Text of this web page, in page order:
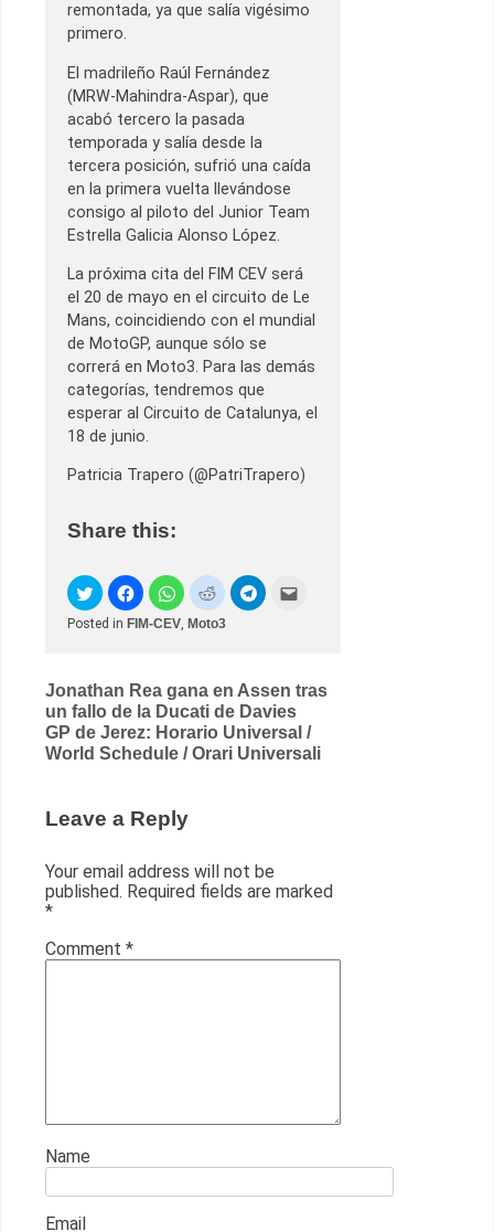
remontada, ya que salía vigésimo
primero.
El madrileño Raúl Fernández
(MRW-Mahindra-Aspar), que
acabó tercero la pasada
temporada y salía desde la
tercera posición, sufrió una caída
en la primera vuelta llevándose
consigo al piloto del Junior Team
Estrella Galicia Alonso López.
La próxima cita del FIM CEV será
el 20 de mayo en el circuito de Le
Mans, coincidiendo con el mundial
de MotoGP, aunque sólo se
correrá en Moto3. Para las demás
categorías, tendremos que
esperar al Circuito de Catalunya, el
18 de junio.
Patricia Trapero (@PatriTrapero)
Share this:
Posted in FIM-CEV Moto3
Post
navigation
Jonathan Rea gana en Assen tras
un fallo de la Ducati de Davies
GP de Jerez: Horario Universal /
World Schedule / Orari Universali
Leave a Reply
Your email address will not be
published. Required fields are marked
*
Comment *
Name
Email